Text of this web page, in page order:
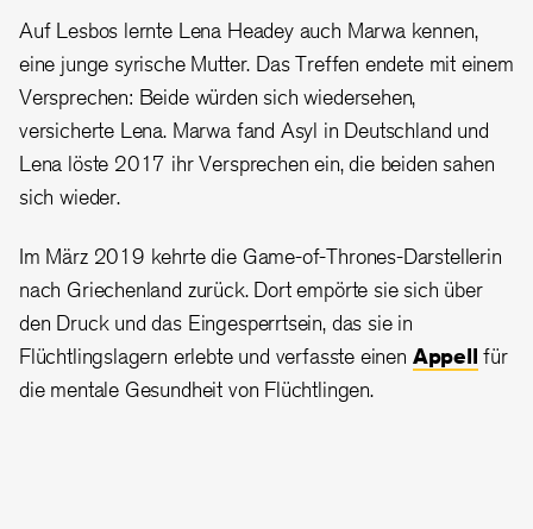
Auf Lesbos lernte Lena Headey auch Marwa kennen,
eine junge syrische Mutter. Das Treffen endete mit einem
Versprechen: Beide würden sich wiedersehen,
versicherte Lena. Marwa fand Asyl in Deutschland und
Lena löste 2017 ihr Versprechen ein, die beiden sahen
sich wieder.
Im März 2019 kehrte die Game-of-Thrones-Darstellerin
nach Griechenland zurück. Dort empörte sie sich über
den Druck und das Eingesperrtsein, das sie in
Flüchtlingslagern erlebte und verfasste einen Appell für
die mentale Gesundheit von Flüchtlingen.